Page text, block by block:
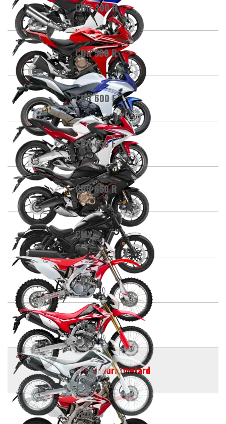
CBR 300 R
CBR 500 R
CBR 600 F
CBR 650 F
CBR 650 R
CMX
CRE
CRF
CRF enduro/motard
CRM